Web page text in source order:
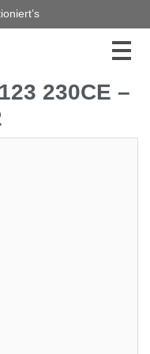
230CE –
Sie keinen